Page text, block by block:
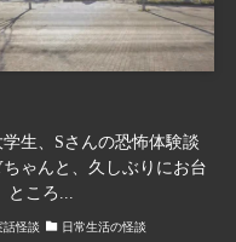
生、Sさんの恐怖体験談
ゃんと、久しぶりにお台
ころ...
話怪談
日常生活の怪談